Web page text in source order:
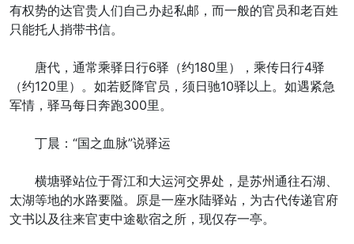
有权势的达官贵人们自己办起私邮，而一般的官员和老百姓
只能托人捎带书信。
唐代，通常乘驿日行6驿（约180里），乘传日行4驿
（约120里）。如若贬降官员，须日驰10驿以上。如遇紧急
军情，驿马每日奔跑300里。
丁晨：“国之血脉”说驿运
横塘驿站位于胥江和大运河交界处，是苏州通往石湖、
太湖等地的水路要隘。原是一座水陆驿站，为古代传递官府
文书以及往来官吏中途歇宿之所，现仅存一亭。